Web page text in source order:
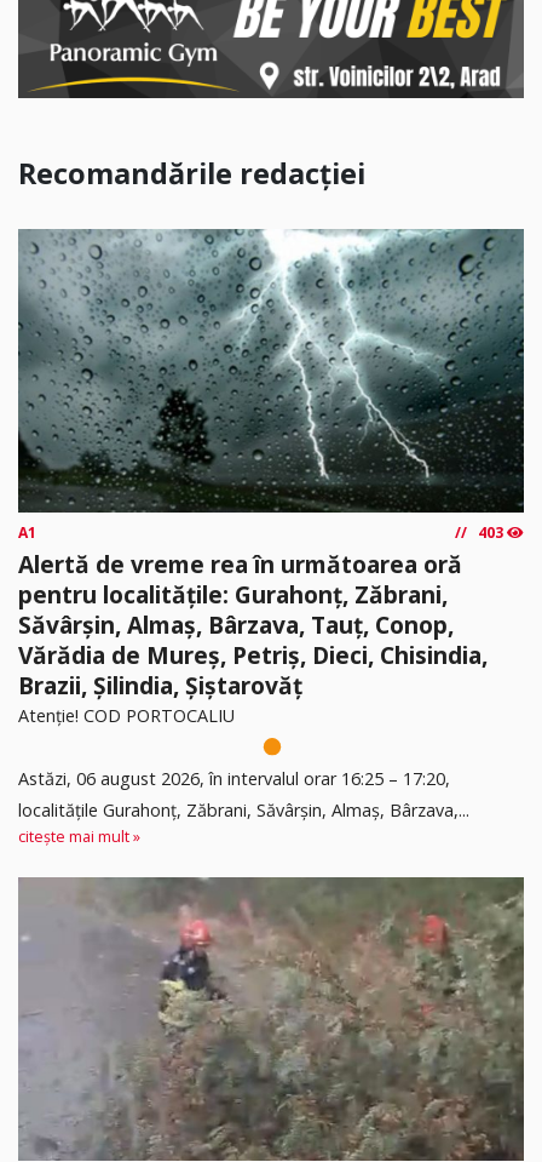
Recomandările redacției
A1 403
Alertă de vreme rea în următoarea oră
pentru localitățile: Gurahonț, Zăbrani,
Săvârșin, Almaș, Bârzava, Tauț, Conop,
Vărădia de Mureș, Petriș, Dieci, Chisindia,
Brazii, Șilindia, Șiștarovăț
Atenție! COD PORTOCALIU
Astăzi, 06 august 2026, în intervalul orar 16:25 – 17:20,
localitățile Gurahonț, Zăbrani, Săvârșin, Almaș, Bârzava,...
citește mai mult »